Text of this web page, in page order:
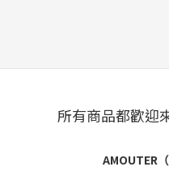
所有商品都歡迎
AMOUTER